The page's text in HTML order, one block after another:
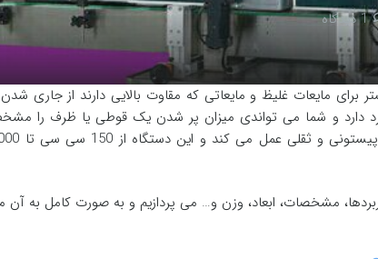
1 دیدگاه
برای مایعات غلیظ و مایعاتی که مقاوت بالایی دارند از جاری
دارد و شما می تواندی میزان پر شدن یک قوطی یا ظرف را
مشخصات، ابعاد، وزن و… می پردازیم و به صورت کامل به آن